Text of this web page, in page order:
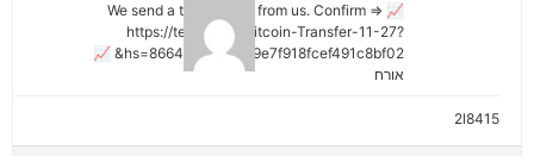
📈 We send a transaction from us. Confirm =>
https://telegra.ph/Bitcoin-Transfer-11-27?
hs=8664c520642b9e7f918fcef491c8bf02& 📈
אורח
2l8415